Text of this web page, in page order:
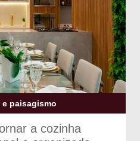
e paisagismo
a cozinha